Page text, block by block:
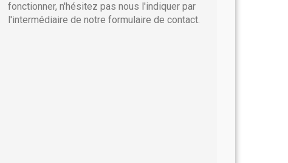
fonctionner, n'hésitez pas nous l'indiquer par
l'intermédiaire de notre formulaire de contact.